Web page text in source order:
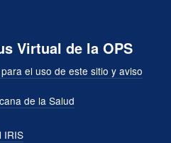
Virtual de la OPS
el uso de este sitio y aviso
de la Salud
IRIS